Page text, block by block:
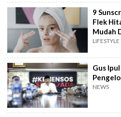
9
Flek
Mudah
LIFESTYLE
Gus
NEWS